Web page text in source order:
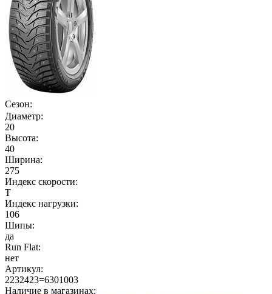
Сезон:
Диаметр:
20
Высота:
40
Ширина:
275
Индекс скорости:
T
Индекс нагрузки:
106
Шипы:
да
Run Flat:
нет
Артикул:
2232423=6301003
Наличие в магазинах: